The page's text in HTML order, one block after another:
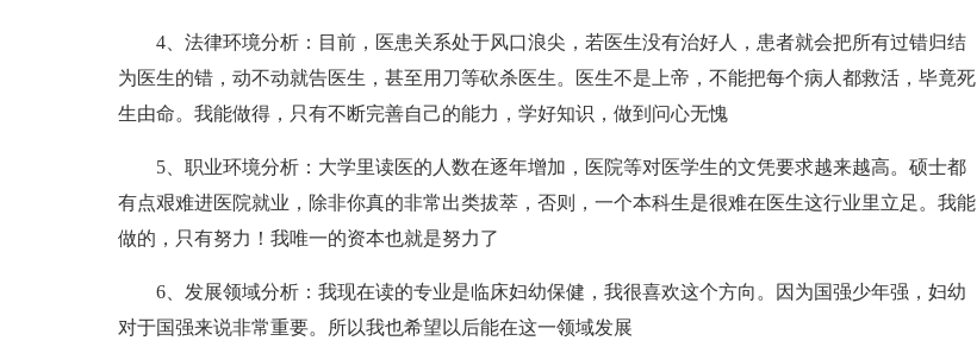
4、法律环境分析：目前，医患关系处于风口浪尖，若医生没有治好人，患者就会把所有过错归结
为医生的错，动不动就告医生，甚至用刀等砍杀医生。医生不是上帝，不能把每个病人都救活，毕竟死
生由命。我能做得，只有不断完善自己的能力，学好知识，做到问心无愧
5、职业环境分析：大学里读医的人数在逐年增加，医院等对医学生的文凭要求越来越高。硕士都
有点艰难进医院就业，除非你真的非常出类拔萃，否则，一个本科生是很难在医生这行业里立足。我能
做的，只有努力！我唯一的资本也就是努力了
6、发展领域分析：我现在读的专业是临床妇幼保健，我很喜欢这个方向。因为国强少年强，妇幼
对于国强来说非常重要。所以我也希望以后能在这一领域发展